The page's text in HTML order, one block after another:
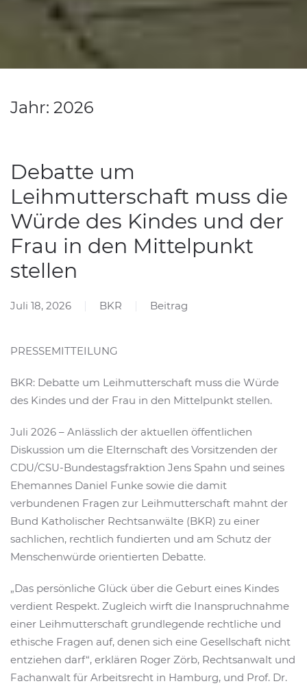
Jahr: 2026
Debatte um
Leihmutterschaft muss die
Würde des Kindes und der
Frau in den Mittelpunkt
stellen
Juli 18, 2026 BKR Beitrag
PRESSEMITTEILUNG
BKR: Debatte um Leihmutterschaft muss die Würde
des Kindes und der Frau in den Mittelpunkt stellen.
Juli 2026 – Anlässlich der aktuellen öffentlichen
Diskussion um die Elternschaft des Vorsitzenden der
CDU/CSU-Bundestagsfraktion Jens Spahn und seines
Ehemannes Daniel Funke sowie die damit
verbundenen Fragen zur Leihmutterschaft mahnt der
Bund Katholischer Rechtsanwälte (BKR) zu einer
sachlichen, rechtlich fundierten und am Schutz der
Menschenwürde orientierten Debatte.
„Das persönliche Glück über die Geburt eines Kindes
verdient Respekt. Zugleich wirft die Inanspruchnahme
einer Leihmutterschaft grundlegende rechtliche und
ethische Fragen auf, denen sich eine Gesellschaft nicht
entziehen darf“, erklären Roger Zörb, Rechtsanwalt und
Fachanwalt für Arbeitsrecht in Hamburg, und Prof. Dr.